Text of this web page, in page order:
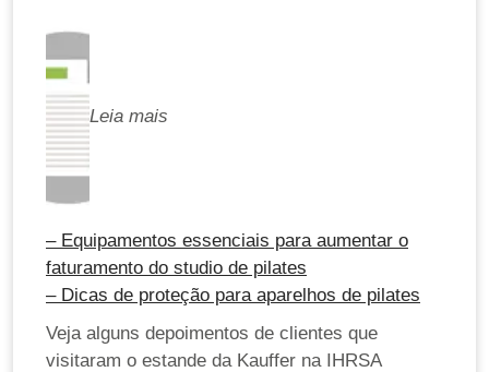
Leia mais
– Equipamentos essenciais para aumentar o
faturamento do studio de pilates
– Dicas de proteção para aparelhos de pilates
Veja alguns depoimentos de clientes que
visitaram o estande da Kauffer na IHRSA